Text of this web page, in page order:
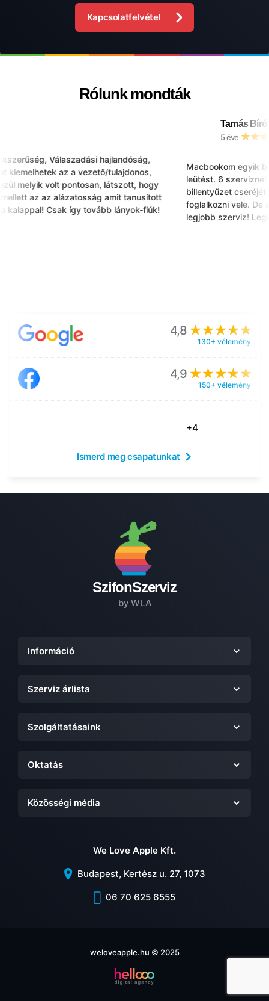
Kapcsolatfelvétel
Rólunk mondták
Válaszadási hajlandóság,
az a vezető/tulajdonos,
melyik volt pontosan, látszott, hogy
az az alázatosság amit tanusított
Csak így tovább lányok-fiúk!
Tamás Bíró
5 éve
Macbookom egyik
leütést. 6 szerviznél
billentyűzet cseréjét
foglalkozni vele. De
legjobb szerviz!
4,8
130+ vélemény
4,9
150+ vélemény
+4
Ismerd meg csapatunkat
SzifonSzerviz
by WLA
Információ
Szerviz árlista
Szolgáltatásaink
Oktatás
Közösségi média
We Love Apple Kft.
Budapest, Kertész u. 27, 1073
06 70 625 6555
weloveapple.hu © 2025